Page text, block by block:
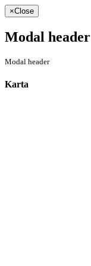
×Close
Modal header
Modal header
Karta